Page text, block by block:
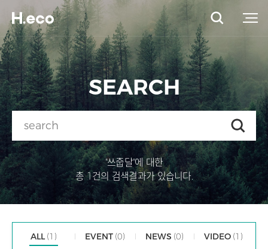
SEARCH
"쓰줍달"에 대한
총 1건의 검색결과가 있습니다.
ALL (1) EVENT (0) NEWS (0) VIDEO (1)